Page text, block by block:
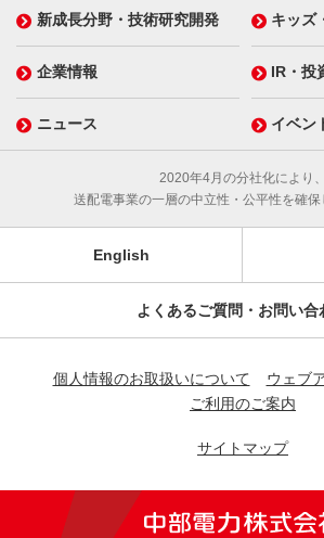
新成長分野・技術研究開発 キッズ
企業情報 IR・投
ニュース イベン
2020年4月の分社化により、
送配電事業の一層の中立性・公平性を確保
English
よくあるご質問・お問い合
個人情報のお取扱いについて
ウェブ
ご利用のご案内
サイトマップ